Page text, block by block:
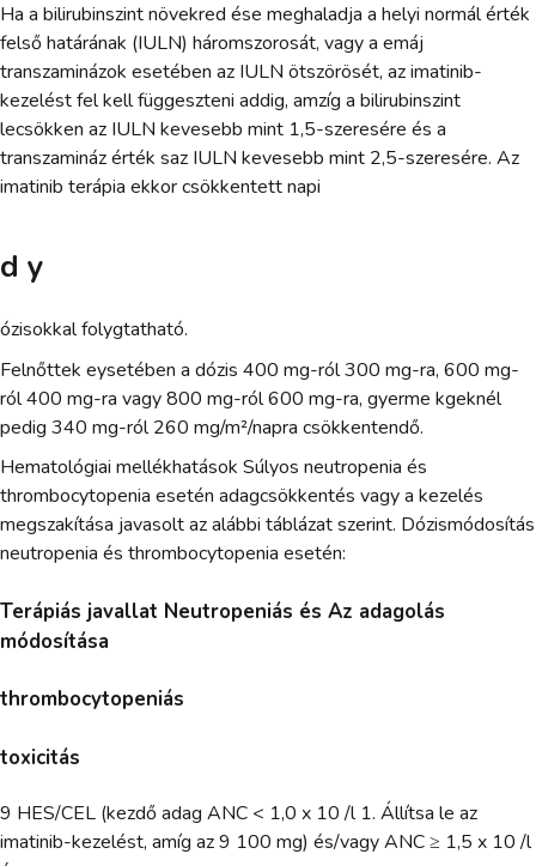
Ha a bilirubinszint növekred ése meghaladja a helyi normál érték
felső határának (IULN) háromszorosát, vagy a emáj
transzaminázok esetében az IULN ötszörösét, az imatinib-
kezelést fel kell függeszteni addig, amzíg a bilirubinszint
lecsökken az IULN kevesebb mint 1,5-szeresére és a
transzamináz érték saz IULN kevesebb mint 2,5-szeresére. Az
imatinib terápia ekkor csökkentett napi
d y
ózisokkal folygtatható.
Felnőttek eysetében a dózis 400 mg-ról 300 mg-ra, 600 mg-
ról 400 mg-ra vagy 800 mg-ról 600 mg-ra, gyerme kgeknél
pedig 340 mg-ról 260 mg/m²/napra csökkentendő.
Hematológiai mellékhatások Súlyos neutropenia és
thrombocytopenia esetén adagcsökkentés vagy a kezelés
megszakítása javasolt az alábbi táblázat szerint. Dózismódosítás
neutropenia és thrombocytopenia esetén:
Terápiás javallat Neutropeniás és Az adagolás
módosítása
thrombocytopeniás
toxicitás
9 HES/CEL (kezdő adag ANC < 1,0 x 10 /l 1. Állítsa le az
imatinib-kezelést, amíg az 9 100 mg) és/vagy ANC ≥ 1,5 x 10 /l